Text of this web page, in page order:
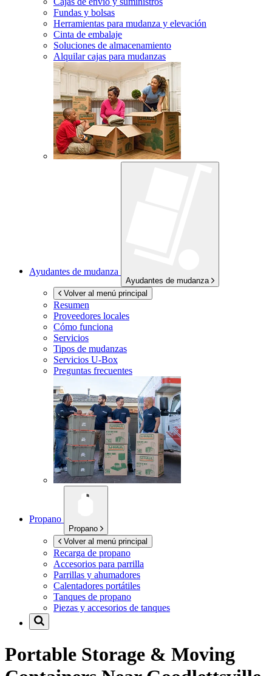
Fundas y bolsas
Herramientas para mudanza y elevación
Cinta de embalaje
Soluciones de almacenamiento
Alquilar cajas para mudanzas
Ayudantes de mudanza
Ayudantes de mudanza
Volver al menú principal
Resumen
Proveedores locales
Cómo funciona
Servicios
Tipos de mudanzas
Servicios U-Box
Preguntas frecuentes
Propano
Propano
Volver al menú principal
Recarga de propano
Accesorios para parrilla
Parrillas y ahumadores
Calentadores portátiles
Tanques de propano
Piezas y accesorios de tanques
Portable Storage & Moving